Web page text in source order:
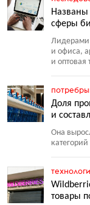
Названы
сферы
Лидерами
и офиса,
и оптовая
Доля
и
Она
категорий
товары